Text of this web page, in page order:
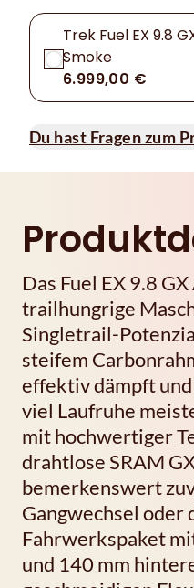
Trek Fuel EX 9.8
Smoke
6.999,00 €
Du hast Fragen zum
Das Fuel EX 9.8
trailhungrige
Singletrail-
steifem
effektiv dämpft
viel Laufruhe
mit hochwertiger
drahtlose SRAM
bemerkenswert
Gangwechsel oder
Fahrwerkspaket
und 140 mm